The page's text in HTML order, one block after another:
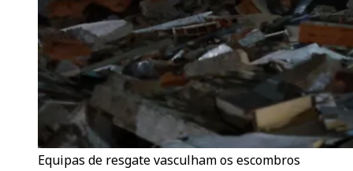
Equipas de resgate vasculham os escombros